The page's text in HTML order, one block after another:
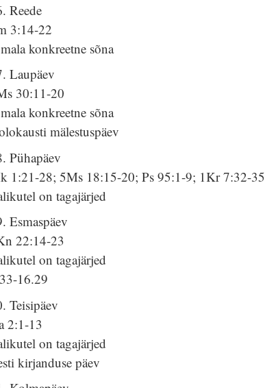
Reede
3:14-22
konkreetne sõna
Laupäev
30:11-20
konkreetne sõna
mälestuspäev
Pühapäev
1:21-28; 5Ms 18:15-20; Ps 95:1-9; 1Kr 7:32-35
on tagajärjed
Esmaspäev
22:14-23
on tagajärjed
16.29
Teisipäev
2:1-13
on tagajärjed
kirjanduse päev